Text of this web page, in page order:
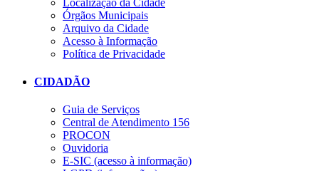
Órgãos Municipais
Arquivo da Cidade
Acesso à Informação
Política de Privacidade
CIDADÃO
Guia de Serviços
Central de Atendimento 156
PROCON
Ouvidoria
E-SIC (acesso à informação)